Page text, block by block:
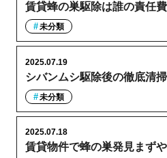
賃貸蜂の巣駆除は誰の責任
未分類
シバンムシ駆除後の徹底清
2025.07.19
未分類
賃貸物件で蜂の巣発見まず
2025.07.18